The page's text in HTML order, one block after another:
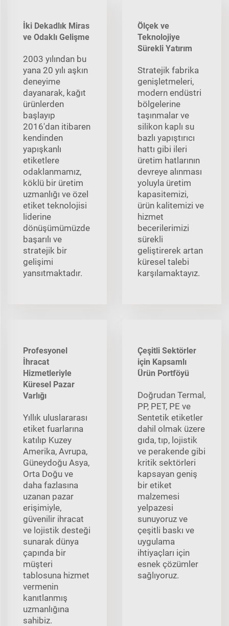
İki Dekadlık Miras
ve Odaklı Gelişme
2003 yılından bu
yana 20 yılı aşkın
deneyime
dayanarak, kağıt
ürünlerden
başlayıp
2016'dan itibaren
kendinden
yapışkanlı
etiketlere
odaklanmamız,
köklü bir üretim
uzmanlığı ve özel
etiket teknolojisi
liderine
dönüşümümüzde
başarılı ve
stratejik bir
gelişimi
yansıtmaktadır.
Ölçek ve
Teknolojiye
Sürekli Yatırım
Stratejik fabrika
genişletmeleri,
modern endüstri
bölgelerine
taşınmalar ve
silikon kaplı su
bazlı yapıştırıcı
hattı gibi ileri
üretim hatlarının
devreye alınması
yoluyla üretim
kapasitemizi,
ürün kalitemizi ve
hizmet
becerilerimizi
sürekli
geliştirerek artan
küresel talebi
karşılamaktayız.
Profesyonel
İhracat
Hizmetleriyle
Küresel Pazar
Varlığı
Yıllık uluslararası
etiket fuarlarına
katılıp Kuzey
Amerika, Avrupa,
Güneydoğu Asya,
Orta Doğu ve
daha fazlasına
uzanan pazar
erişimiyle,
güvenilir ihracat
ve lojistik desteği
sunarak dünya
çapında bir
müşteri
tablosuna hizmet
vermenin
kanıtlanmış
uzmanlığına
sahibiz.
Çeşitli Sektörler
için Kapsamlı
Ürün Portföyü
Doğrudan Termal,
PP, PET, PE ve
Sentetik etiketler
dahil olmak üzere
gıda, tıp, lojistik
ve perakende gibi
kritik sektörleri
kapsayan geniş
bir etiket
malzemesi
yelpazesi
sunuyoruz ve
çeşitli baskı ve
uygulama
ihtiyaçları için
esnek çözümler
sağlıyoruz.